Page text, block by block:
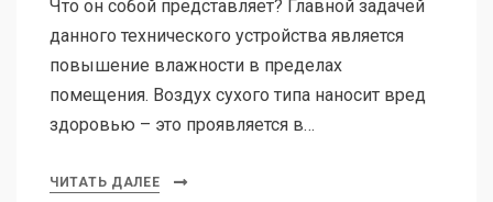
Что он собой представляет? Главной задачей
данного технического устройства является
повышение влажности в пределах
помещения. Воздух сухого типа наносит вред
здоровью – это проявляется в…
ЧИТАТЬ ДАЛЕЕ